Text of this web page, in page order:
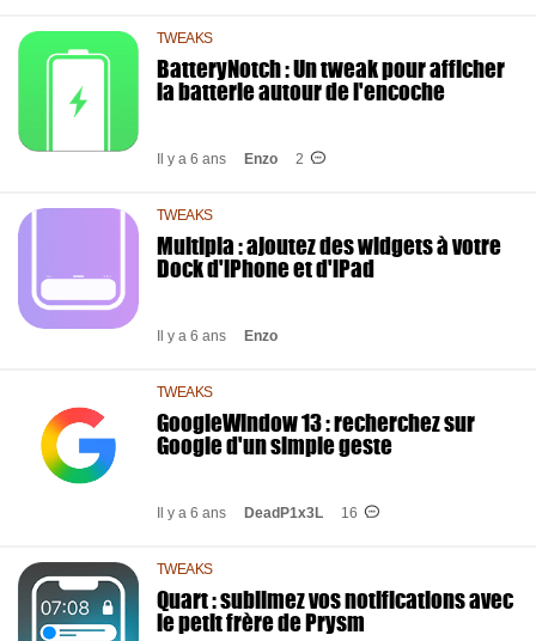
TWEAKS
BatteryNotch : Un tweak pour afficher
la batterie autour de l'encoche
Il y a 6 ans Enzo 2
TWEAKS
Multipla : ajoutez des widgets à votre
Dock d'iPhone et d'iPad
Il y a 6 ans Enzo
TWEAKS
GoogleWindow 13 : recherchez sur
Google d'un simple geste
Il y a 6 ans DeadP1x3L 16
TWEAKS
Quart : sublimez vos notifications avec
le petit frère de Prysm